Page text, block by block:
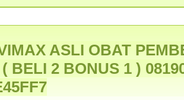
ASLI OBAT
BELI 2 BONUS 1 )